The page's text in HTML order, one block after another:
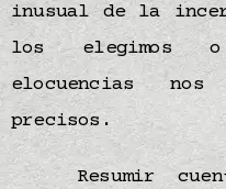
inusual de la
los elegimos
elocuencias
precisos.
Resumir